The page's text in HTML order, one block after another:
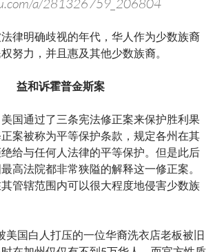
a/281326759_206804
律明确歧视的年代，华人作为少数族裔
努力，并且惠及其他少数族裔。
益和诉霍普金斯案
国通过了三条宪法修正案来保护胜利果
案被称为平等保护条款，规定各州在其
给与任何人法律的平等保护。但是此后
高法院都非常狭隘的解释这一修正案。
管辖范围内可以很大程度地侵害少数族
美国白人打压的一位华裔洗衣店老板被旧